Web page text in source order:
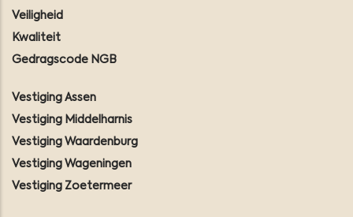
Veiligheid
Kwaliteit
Gedragscode NGB
Vestiging Assen
Vestiging Middelharnis
Vestiging Waardenburg
Vestiging Wageningen
Vestiging Zoetermeer